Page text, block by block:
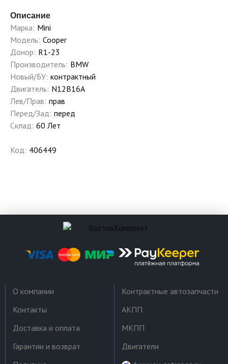
Описание
Марка: Mini
Модель: Cooper
Донор: R1-23
Производитель: BMW
Новый/БУ: контрактный
Двигатель: N12B16A
Лев/Прав: прав
Перед/Зад: перед
Склад: 60 Лет
Код: 406449
О компании
Контакты
Доставка и оплата
Гарантии и возврат
Контрактные автозапчасти
АКПП
МКПП
Двигатели